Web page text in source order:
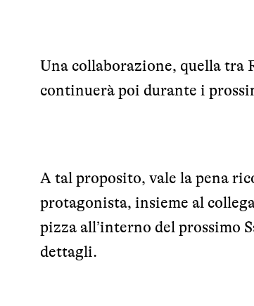
Una collaborazione, quella tra
continuerà poi durante i
A tal proposito, vale la pena
protagonista, insieme al
pizza all’interno del prossimo
dettagli.